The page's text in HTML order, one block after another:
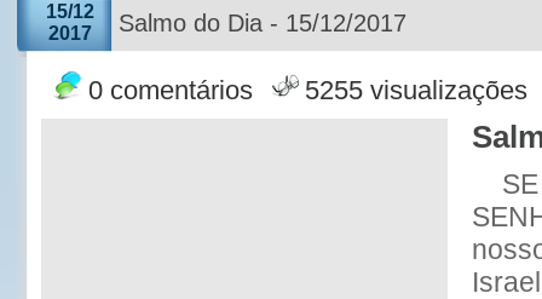
15/12
2017
Salmo do Dia - 15/12/2017
0 comentários 5255 visualizações